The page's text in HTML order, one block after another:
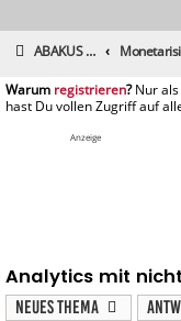
ABAKUS Foren-Übersicht
registrieren
Anzeige
Analytics mit
Neues Thema